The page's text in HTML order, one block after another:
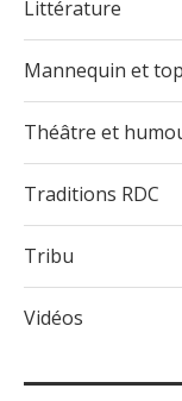
Littérature
Mannequin et
Théâtre et
Traditions RDC
Tribu
Vidéos